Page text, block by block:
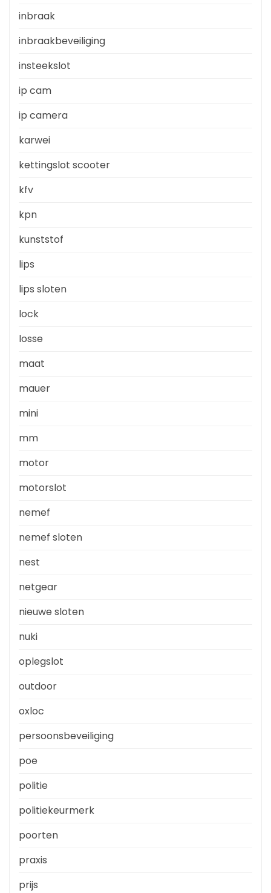
inbraak
inbraakbeveiliging
insteekslot
ip cam
ip camera
karwei
kettingslot scooter
kfv
kpn
kunststof
lips
lips sloten
lock
losse
maat
mauer
mini
mm
motor
motorslot
nemef
nemef sloten
nest
netgear
nieuwe sloten
nuki
oplegslot
outdoor
oxloc
persoonsbeveiliging
poe
politie
politiekeurmerk
poorten
praxis
prijs